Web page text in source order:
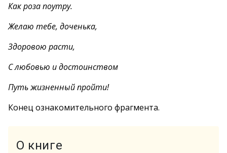
Как роза поутру.
Желаю тебе, доченька,
Здоровою расти,
С любовью и достоинством
Путь жизненный пройти!
Конец ознакомительного фрагмента.
О книге